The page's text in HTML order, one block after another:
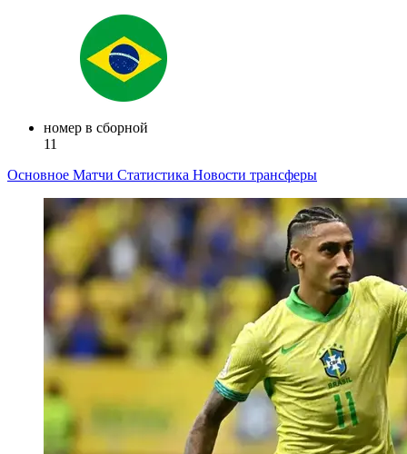
номер в сборной
11
Основное Матчи Статистика Новости трансферы